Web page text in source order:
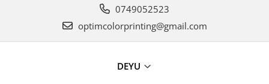
0749052523
optimcolorprinting@gmail.com
DEYU